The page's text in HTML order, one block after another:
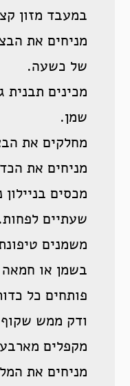
במעבד מזון
מניחים את
של כשעה.
שמן.
מחלקים את הבצק ל-
מניחים את
מכסים
שעתיים לפחות.
משמנים
בשמן או
פותחים כל
ודק ממש שקוף
מקפלים
מניחים את